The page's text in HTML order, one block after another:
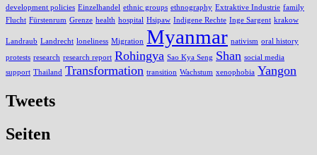
development policies Einzelhandel ethnic groups ethnography Extraktive Industrie family
Flucht Fürstenrum Grenze health hospital Hsipaw Indigene Rechte Inge Sargent krakow
Landraub Landrecht loneliness Migration Myanmar nativism oral history
protests research research report Rohingya Sao Kya Seng Shan social media
support Thailand Transformation transition Wachstum xenophobia Yangon
Tweets
Seiten